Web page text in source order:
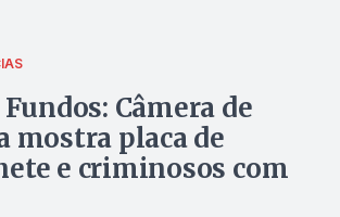
Câmera de
mostra placa de
e criminosos com